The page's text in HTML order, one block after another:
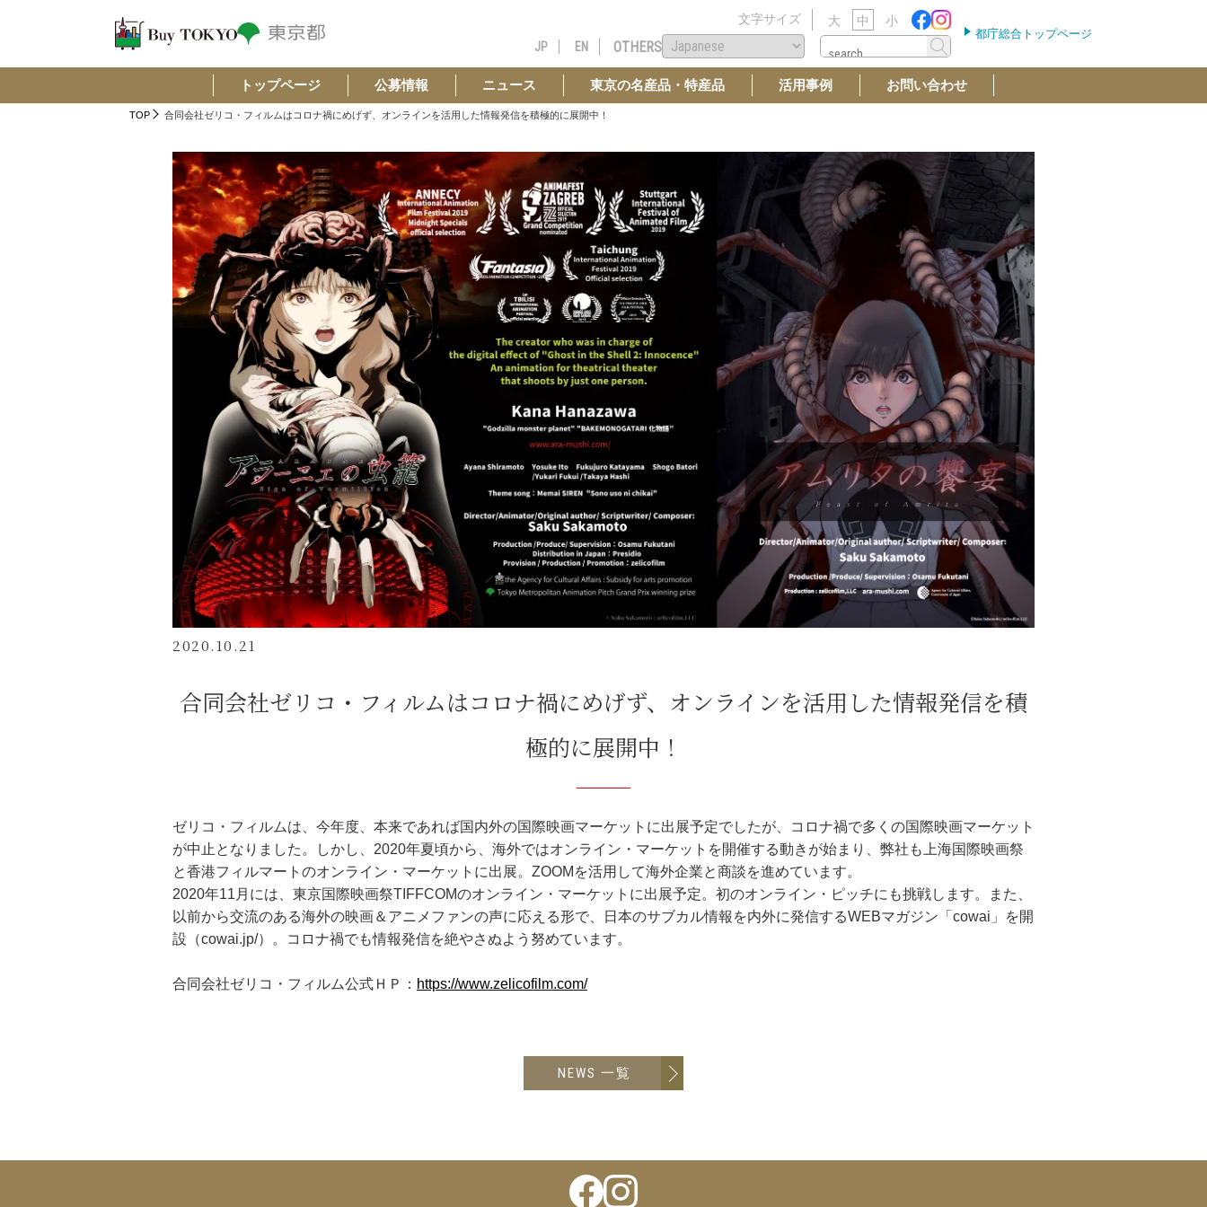
文字サイズ 大 中
小
JP
EN OTHERS
都庁総合トップページ
トップページ 公募情報 ニュース 東京の名産品・特産品 活用事例 お問い合わせ
TOP 合同会社ゼリコ・フィルムはコロナ禍にめげず、オンラインを活用した情報発信を積極的に展開中！
2020.10.21
合同会社ゼリコ・フィルムはコロナ禍にめげず、オンラインを活用した情報発信を積
極的に展開中！
ゼリコ・フィルムは、今年度、本来であれば国内外の国際映画マーケットに出展予定でしたが、コロナ禍で多くの国際映画マーケット
が中止となりました。しかし、2020年夏頃から、海外ではオンライン・マーケットを開催する動きが始まり、弊社も上海国際映画祭
と香港フィルマートのオンライン・マーケットに出展。ZOOMを活用して海外企業と商談を進めています。
2020年11月には、東京国際映画祭TIFFCOMのオンライン・マーケットに出展予定。初のオンライン・ピッチにも挑戦します。また、
以前から交流のある海外の映画＆アニメファンの声に応える形で、日本のサブカル情報を内外に発信するWEBマガジン「cowai」を開
設（cowai.jp/）。コロナ禍でも情報発信を絶やさぬよう努めています。
合同会社ゼリコ・フィルム公式ＨＰ： https://www.zelicofilm.com/
NEWS 一覧